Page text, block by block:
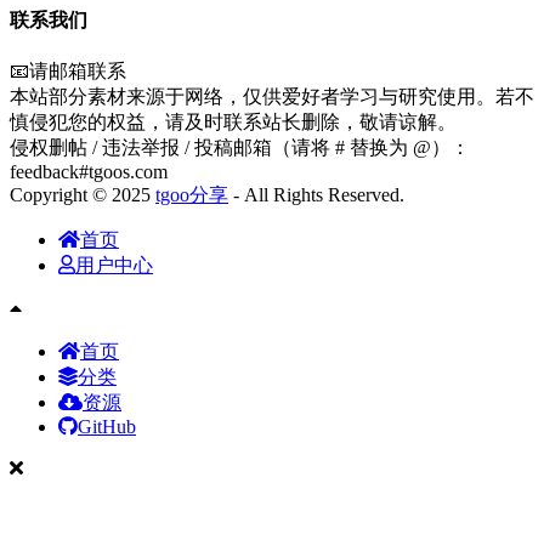
联系我们
📧请邮箱联系
本站部分素材来源于网络，仅供爱好者学习与研究使用。若不
慎侵犯您的权益，请及时联系站长删除，敬请谅解。
侵权删帖 / 违法举报 / 投稿邮箱（请将 # 替换为 @）：
feedback#tgoos.com
Copyright © 2025 tgoo分享 - All Rights Reserved.
首页
用户中心
首页
分类
资源
GitHub